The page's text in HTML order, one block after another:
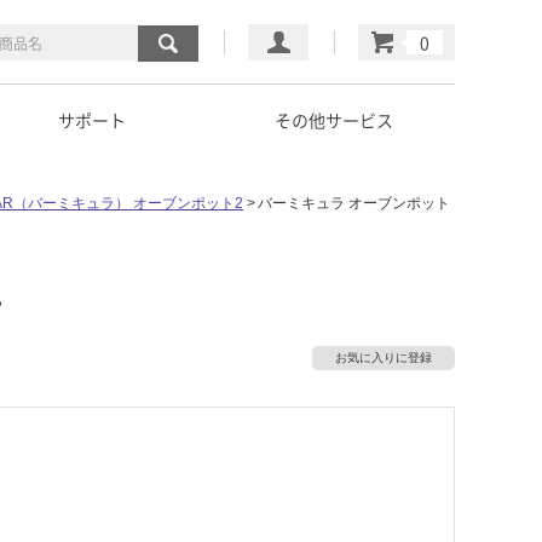
マイページ
カート
サポート その他サービス
（バーミキュラ） オーブンポット2 バーミキュラ オーブンポット
お気に入りに登録